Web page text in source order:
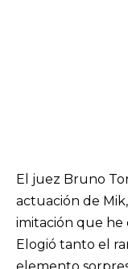
El juez Bruno
actuación de
imitación que he
Elogió tanto el